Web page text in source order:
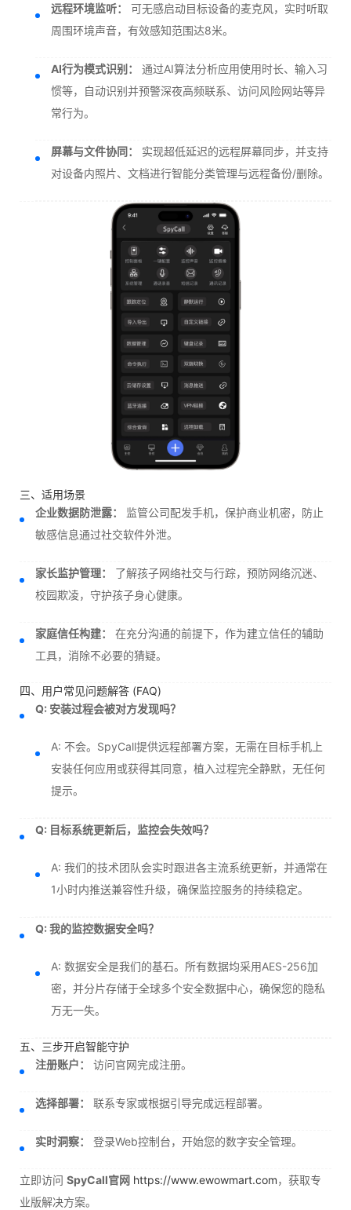
远程环境监听：
可无感启动目标设备的麦克风，实时听取
周围环境声音，有效感知范围达8米。
AI行为模式识别：
通过AI算法分析应用使用时长、输入习
惯等，自动识别并预警深夜高频联系、访问风险网站等异
常行为。
屏幕与文件协同：
实现超低延迟的远程屏幕同步，并支持
对设备内照片、文档进行智能分类管理与远程备份/删除。
三、适用场景
企业数据防泄露：
监管公司配发手机，保护商业机密，防止
敏感信息通过社交软件外泄。
家长监护管理：
了解孩子网络社交与行踪，预防网络沉迷、
校园欺凌，守护孩子身心健康。
家庭信任构建：
在充分沟通的前提下，作为建立信任的辅助
工具，消除不必要的猜疑。
四、用户常见问题解答 (FAQ)
Q: 安装过程会被对方发现吗？
A: 不会。SpyCall提供远程部署方案，无需在目标手机上
安装任何应用或获得其同意，植入过程完全静默，无任何
提示。
Q: 目标系统更新后，监控会失效吗？
A: 我们的技术团队会实时跟进各主流系统更新，并通常在
1小时内推送兼容性升级，确保监控服务的持续稳定。
Q: 我的监控数据安全吗？
A: 数据安全是我们的基石。所有数据均采用AES-256加
密，并分片存储于全球多个安全数据中心，确保您的隐私
万无一失。
五、三步开启智能守护
注册账户：
访问官网完成注册。
选择部署： 联系专家或根据引导完成远程部署。
实时洞察： 登录Web控制台，开始您的数字安全管理。
立即访问 SpyCall官网 https://www.ewowmart.com，获取专
业版解决方案。